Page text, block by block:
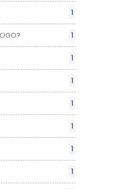
1
1
1
1
1
1
1
1